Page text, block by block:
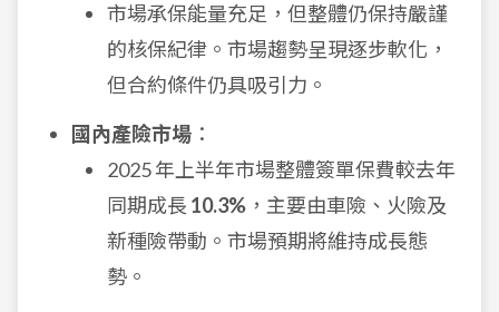
市場承保能量充足，但整體仍保持嚴謹
的核保紀律。市場趨勢呈現逐步軟化，
但合約條件仍具吸引力。
國內產險市場 ：
2025 年上半年市場整體簽單保費較去年
同期成長 10.3% ，主要由車險、火險及
新種險帶動。市場預期將維持成長態
勢。